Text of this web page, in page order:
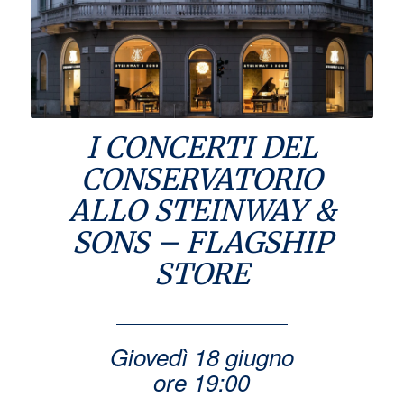
I CONCERTI DEL
CONSERVATORIO
ALLO STEINWAY &
SONS – FLAGSHIP
STORE
Giovedì 18 giugno
ore 19:00